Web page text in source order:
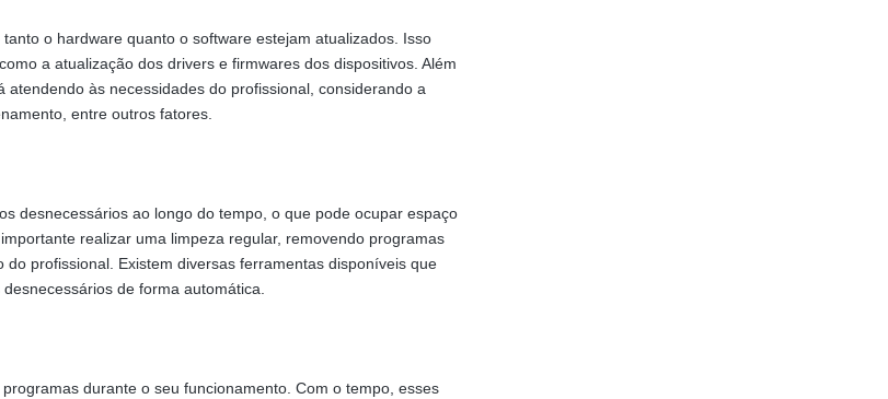
o hardware quanto o software estejam atualizados. Isso
a atualização dos drivers e firmwares dos dispositivos. Além
às necessidades do profissional, considerando a
entre outros fatores.
desnecessários ao longo do tempo, o que pode ocupar espaço
realizar uma limpeza regular, removendo programas
profissional. Existem diversas ferramentas disponíveis que
de forma automática.
durante o seu funcionamento. Com o tempo, esses